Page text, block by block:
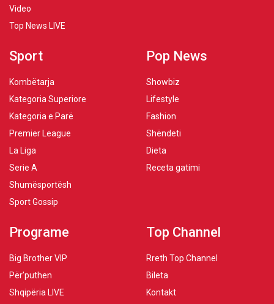
Video
Top News LIVE
Sport
Kombëtarja
Kategoria Superiore
Kategoria e Parë
Premier League
La Liga
Serie A
Shumësportësh
Sport Gossip
Pop News
Showbiz
Lifestyle
Fashion
Shëndeti
Dieta
Receta gatimi
Programe
Big Brother VIP
Për’puthen
Shqipëria LIVE
Top Channel
Rreth Top Channel
Bileta
Kontakt